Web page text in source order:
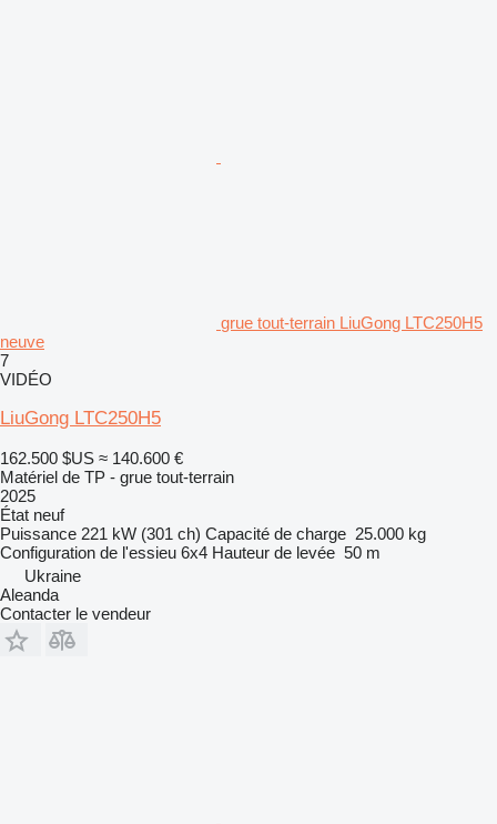
grue tout-terrain LiuGong LTC250H5
neuve
7
VIDÉO
LiuGong LTC250H5
162.500 $US ≈ 140.600 €
Matériel de TP - grue tout-terrain
2025
État neuf
Puissance 221 kW (301 ch) Capacité de charge 25.000 kg
Configuration de l'essieu 6x4 Hauteur de levée 50 m
Ukraine
Aleanda
Contacter le vendeur